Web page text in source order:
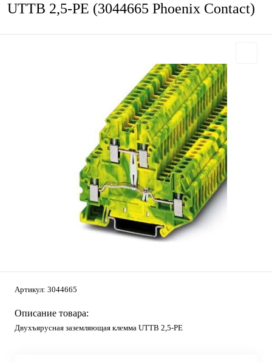
UTTB 2,5-PE (3044665 Phoenix Contact)
Артикул: 3044665
Описание товара:
Двухъярусная заземляющая клемма UTTB 2,5-PE